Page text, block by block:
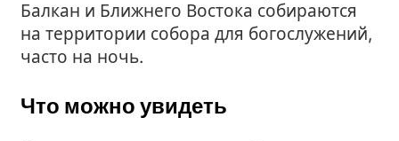
Балкан и Ближнего Востока собираются
на территории собора для богослужений,
часто на ночь.
Что можно увидеть